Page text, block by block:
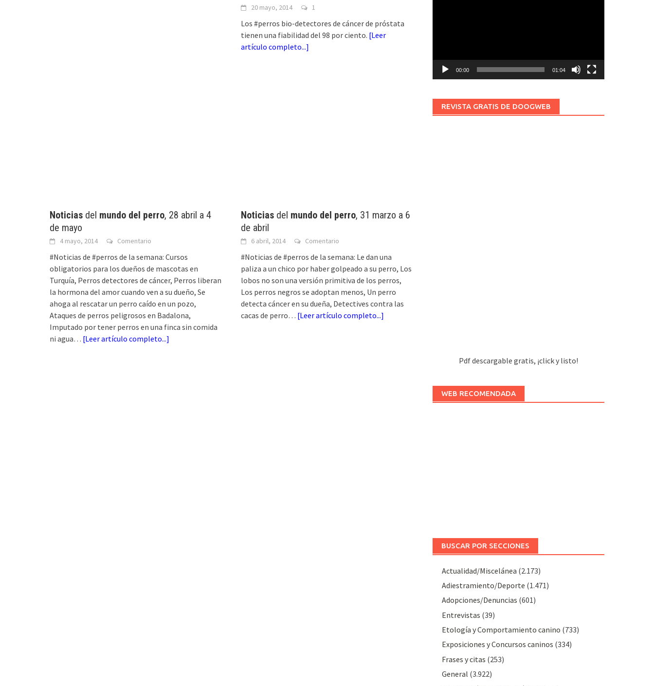
20 mayo, 2014 1
Los #perros bio-detectores de cáncer de próstata
tienen una fiabilidad del 98 por ciento. [Leer
artículo completo...]
Noticias del mundo del perro, 28 abril a 4
de mayo
4 mayo, 2014 Comentario
#Noticias de #perros de la semana: Cursos
obligatorios para los dueños de mascotas en
Turquía, Perros detectores de cáncer, Perros liberan
la hormona del amor cuando ven a su dueño, Se
ahoga al rescatar un perro caído en un pozo,
Ataques de perros peligrosos en Badalona,
Imputado por tener perros en una finca sin comida
ni agua… [Leer artículo completo...]
Noticias del mundo del perro, 31 marzo a 6
de abril
6 abril, 2014 Comentario
#Noticias de #perros de la semana: Le dan una
paliza a un chico por haber golpeado a su perro, Los
lobos no son una versión primitiva de los perros,
Los perros negros se adoptan menos, Un perro
detecta cáncer en su dueña, Detectives contra las
cacas de perro… [Leer artículo completo...]
00:00 01:04
REVISTA GRATIS DE DOOGWEB
Pdf descargable gratis, ¡click y listo!
WEB RECOMENDADA
BUSCAR POR SECCIONES
Actualidad/Miscelánea (2.173)
Adiestramiento/Deporte (1.471)
Adopciones/Denuncias (601)
Entrevistas (39)
Etología y Comportamiento canino (733)
Exposiciones y Concursos caninos (334)
Frases y citas (253)
General (3.922)